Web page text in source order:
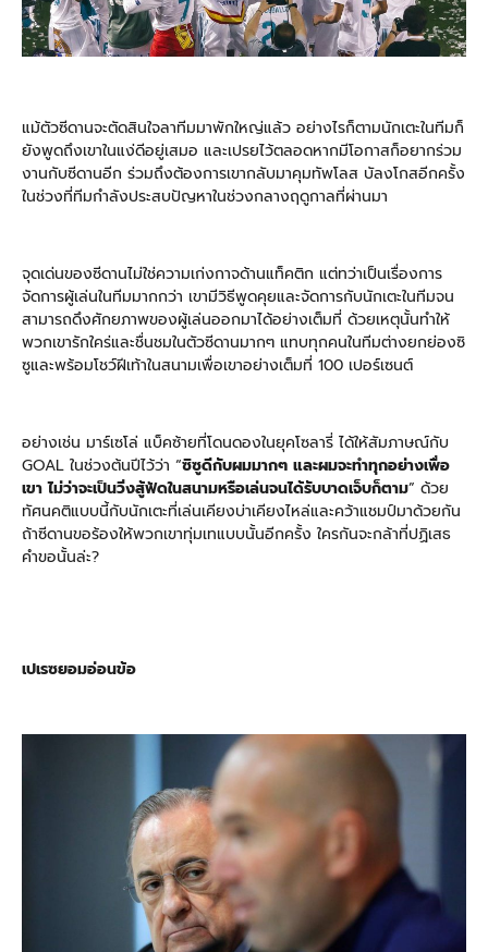
แม้ตัวซีดานจะตัดสินใจลาทีมมาพักใหญ่แล้ว อย่างไรก็ตามนักเตะในทีมก็
ยังพูดถึงเขาในแง่ดีอยู่เสมอ และเปรยไว้ตลอดหากมีโอกาสก็อยากร่วม
งานกับซีดานอีก ร่วมถึงต้องการเขากลับมาคุมทัพโลส บัลงโกสอีกครั้ง
ในช่วงที่ทีมกำลังประสบปัญหาในช่วงกลางฤดูกาลที่ผ่านมา
จุดเด่นของซีดานไม่ใช่ความเก่งกาจด้านแท็คติก แต่ทว่าเป็นเรื่องการ
จัดการผู้เล่นในทีมมากกว่า เขามีวิธีพูดคุยและจัดการกับนักเตะในทีมจน
สามารถดึงศักยภาพของผู้เล่นออกมาได้อย่างเต็มที่ ด้วยเหตุนั้นทำให้
พวกเขารักใคร่และชื่นชมในตัวซีดานมากๆ แทบทุกคนในทีมต่างยกย่องซิ
ซูและพร้อมโชว์ฝีเท้าในสนามเพื่อเขาอย่างเต็มที่ 100 เปอร์เซนต์
อย่างเช่น มาร์เซโล่ แบ็คซ้ายที่โดนดองในยุคโซลารี่ ได้ให้สัมภาษณ์กับ
GOAL ในช่วงต้นปีไว้ว่า “ซิซูดีกับผมมากๆ และผมจะทำทุกอย่างเพื่อ
เขา ไม่ว่าจะเป็นวิ่งสู้ฟัดในสนามหรือเล่นจนได้รับบาดเจ็บก็ตาม” ด้วย
ทัศนคติแบบนี้กับนักเตะที่เล่นเคียงบ่าเคียงไหล่และคว้าแชมป์มาด้วยกัน
ถ้าซีดานขอร้องให้พวกเขาทุ่มเทแบบนั้นอีกครั้ง ใครกันจะกล้าที่ปฏิเสธ
คำขอนั้นล่ะ?
เปเรซยอมอ่อนข้อ